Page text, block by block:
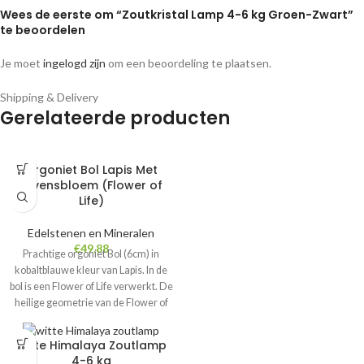
Wees de eerste om “Zoutkristal Lamp 4-6 kg Groen-Zwart”
te beoordelen
Je moet ingelogd zijn om een beoordeling te plaatsen.
Shipping & Delivery
Gerelateerde producten
Orgoniet Bol Lapis Met
Levensbloem (Flower of
Life)
Edelstenen en Mineralen
€49.88
Prachtige orgoniet Bol (6cm) in
kobaltblauwe kleur van Lapis. In de
bol is een Flower of Life verwerkt. De
heilige geometrie van de Flower of
stromingen terug te vinden. Het is
een krachtig spiritueel symbool vol
Witte Himalaya Zoutlamp